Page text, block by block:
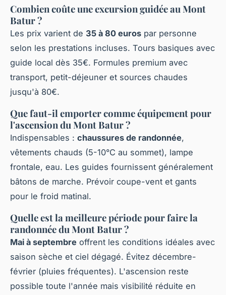
Combien coûte une excursion guidée au Mont
Batur ?
Les prix varient de 35 à 80 euros par personne
selon les prestations incluses. Tours basiques avec
guide local dès 35€. Formules premium avec
transport, petit-déjeuner et sources chaudes
jusqu'à 80€.
Que faut-il emporter comme équipement pour
l'ascension du Mont Batur ?
Indispensables : chaussures de randonnée,
vêtements chauds (5-10°C au sommet), lampe
frontale, eau. Les guides fournissent généralement
bâtons de marche. Prévoir coupe-vent et gants
pour le froid matinal.
Quelle est la meilleure période pour faire la
randonnée du Mont Batur ?
Mai à septembre offrent les conditions idéales avec
saison sèche et ciel dégagé. Évitez décembre-
février (pluies fréquentes). L'ascension reste
possible toute l'année mais visibilité réduite en